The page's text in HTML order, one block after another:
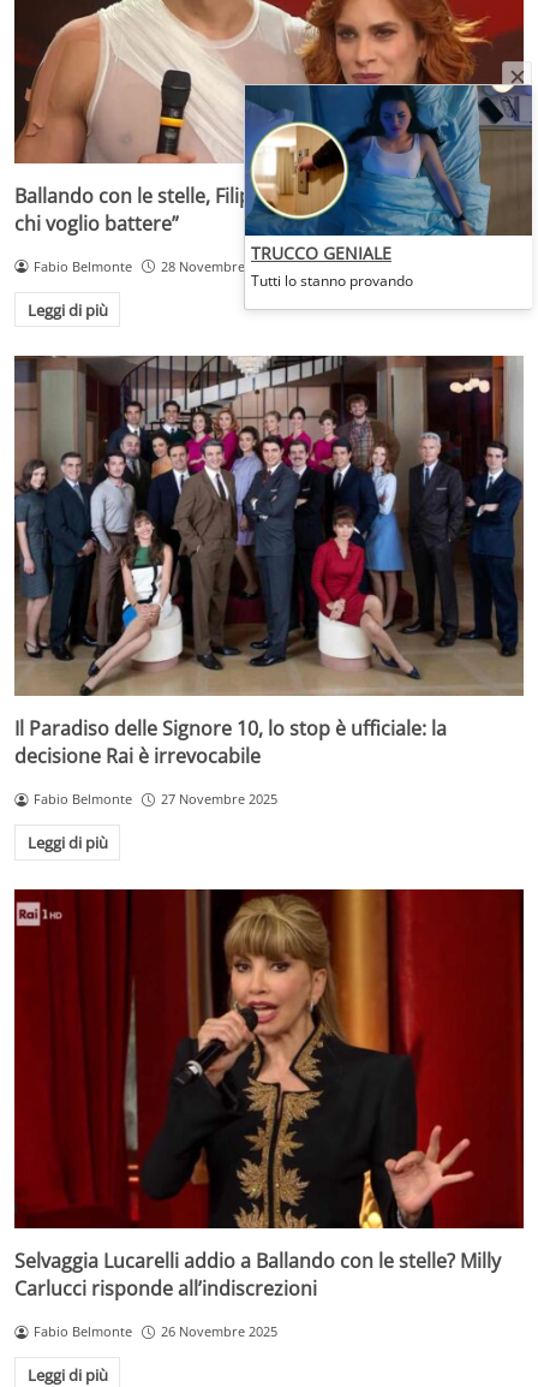
Ballando con le stelle, Filippo Magnini agguerrito: “Ecco
chi voglio battere”
Fabio Belmonte 28 Novembre 2025
Leggi di più
Il Paradiso delle Signore 10, lo stop è ufficiale: la
decisione Rai è irrevocabile
Fabio Belmonte 27 Novembre 2025
Leggi di più
Selvaggia Lucarelli addio a Ballando con le stelle? Milly
Carlucci risponde all’indiscrezioni
Fabio Belmonte 26 Novembre 2025
Leggi di più
TRUCCO GENIALE
Tutti lo stanno provando